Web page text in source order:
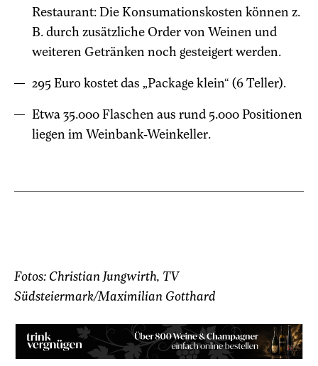
Restaurant: Die Konsumationskosten können z.
B. durch zusätzliche Order von Weinen und
weiteren Getränken noch gesteigert werden.
295 Euro kostet das „Package klein“ (6 Teller).
Etwa 35.000 Flaschen aus rund 5.000 Positionen
liegen im Weinbank-Weinkeller.
Fotos: Christian Jungwirth, TV
Südsteiermark/Maximilian Gotthard